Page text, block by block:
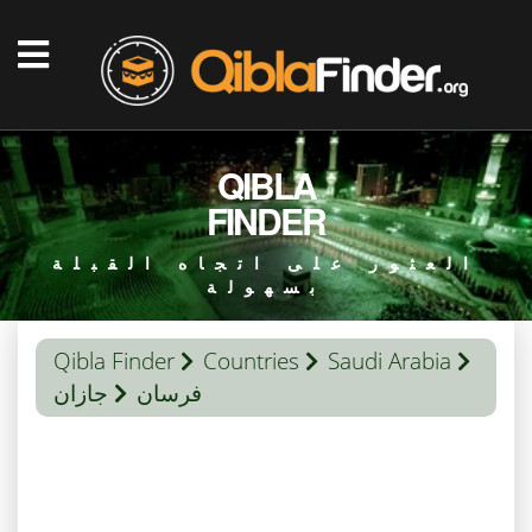
QIBLA
FINDER
العثور على اتجاه القبلة
بسهولة
Qibla Finder Countries
Saudi Arabia
جازان
فرسان